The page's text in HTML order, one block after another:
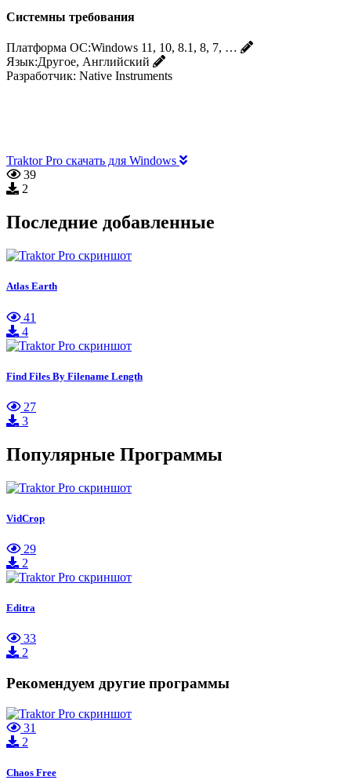
Системны требования
Платформа ОС:Windows 11, 10, 8.1, 8, 7, …
Язык:Другое, Английский
Разработчик: Native Instruments
Traktor Pro скачать для Windows
39
2
Последние добавленные
Atlas Earth
41
4
Find Files By Filename Length
27
3
Популярные Программы
VidCrop
29
2
Editra
33
2
Рекомендуем другие программы
31
2
Chaos Free